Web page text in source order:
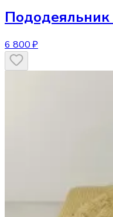
Пододеяльник
6 800 ₽